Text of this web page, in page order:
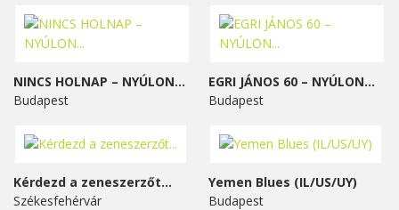
NINCS HOLNAP – NYÚLON...
Budapest
EGRI JÁNOS 60 – NYÚLON...
Budapest
Kérdezd a zeneszerzőt...
Székesfehérvár
Yemen Blues (IL/US/UY)
Budapest